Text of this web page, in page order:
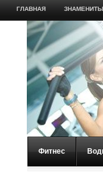
ГЛАВНАЯ
Фитнес